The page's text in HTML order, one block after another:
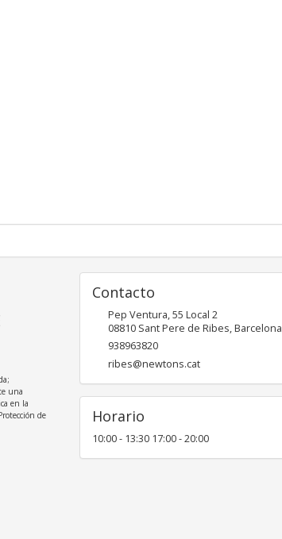
una
en la
de
Contacto
Pep Ventura, 55 Local 2
08810 Sant Pere de Ribes,Barcelona
938963820
ribes@newtons.cat
Horario
10:00 - 13:30 17:00 - 20:00